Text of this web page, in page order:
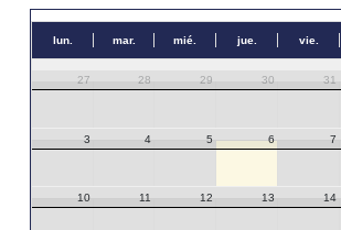
lun. mar. mié. jue. vie.
27 28 29 30 31
3 4 5 6 7
10 11 12 13 14